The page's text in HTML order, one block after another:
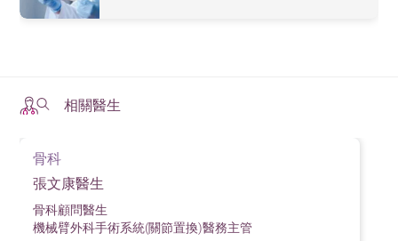
相關醫生
骨科
張文康醫生
骨科顧問醫生
機械臂外科手術系統(關節置換)醫務主管